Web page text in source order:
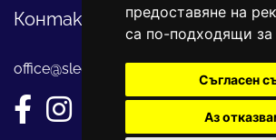
предоставяне на
са по-подходящи за
Съгласен
Аз
Контакти
office@sledvayme.net